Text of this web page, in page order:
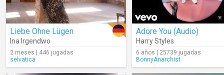
Liebe Ohne Lügen
Ina Irgendwo
2 meses | 446 jugadas
selvatica
Adore You (Audio)
Harry Styles
6 años | 25739 jugadas
BonnyAnarchist